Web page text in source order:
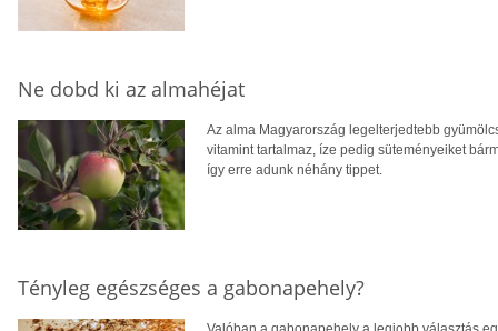
Ne dobd ki az almahéjat
Az alma Magyarország legelterjedtebb
vitamint tartalmaz, íze pedig süteményeiket
így erre adunk néhány tippet.
Tényleg egészséges a gabonapehely?